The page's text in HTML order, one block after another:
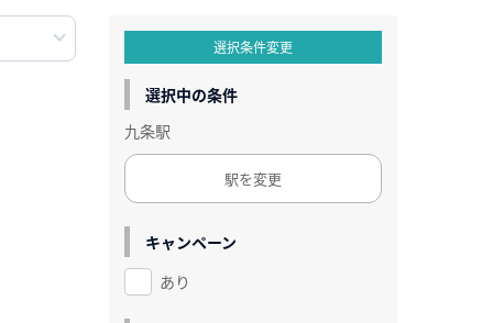
選択条件変更
選択中の条件
九条駅
駅を変更
キャンペーン
あり